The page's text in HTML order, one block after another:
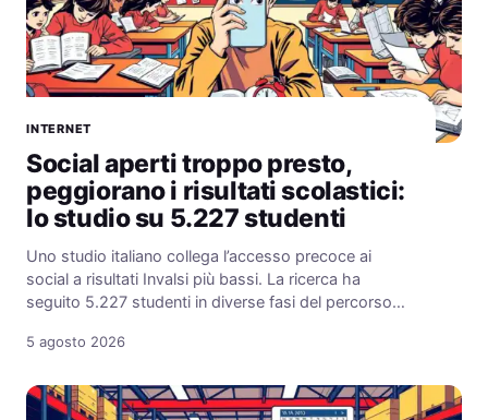
INTERNET
Social aperti troppo presto,
peggiorano i risultati scolastici:
lo studio su 5.227 studenti
Uno studio italiano collega l’accesso precoce ai
social a risultati Invalsi più bassi. La ricerca ha
seguito 5.227 studenti in diverse fasi del percorso…
5 agosto 2026